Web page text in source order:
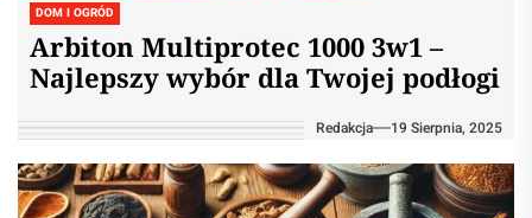
DOM I OGRÓD
Arbiton Multiprotec 1000 3w1 –
Najlepszy wybór dla Twojej podłogi
Redakcja 19 Sierpnia, 2025